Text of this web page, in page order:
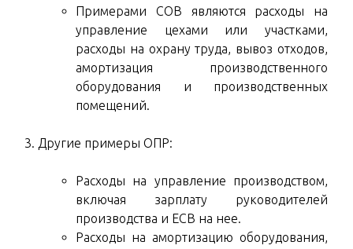
Примерами СОВ являются расходы на
управление цехами или участками,
расходы на охрану труда, вывоз отходов,
амортизация производственного
оборудования и производственных
помещений.
Другие примеры ОПР:
Расходы на управление производством,
включая зарплату руководителей
производства и ЕСВ на нее.
Расходы на амортизацию оборудования,